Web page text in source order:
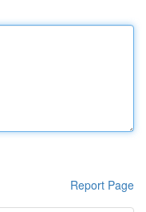
Report Page